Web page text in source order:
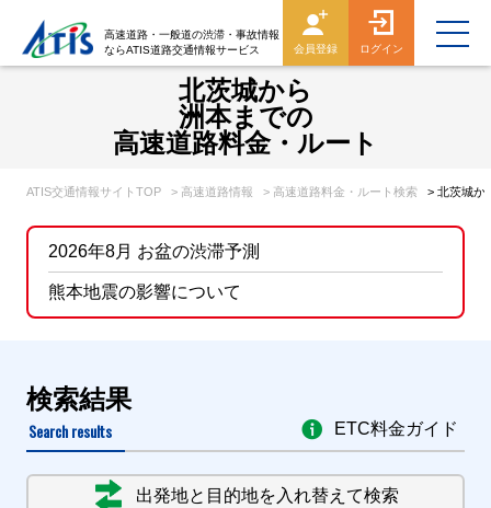
高速道路・一般道の渋滞・事故情報
ならATIS道路交通情報サービス
会員登録 ログイン
北茨城から
洲本までの
高速道路料金・ルート
ATIS交通情報サイトTOP > 高速道路情報 > 高速道路料金・ルート検索 > 北茨城か
2026年8月 お盆の渋滞予測
熊本地震の影響について
検索結果
Search results
出発地と目的地を入れ替えて検索
ETC料金ガイド